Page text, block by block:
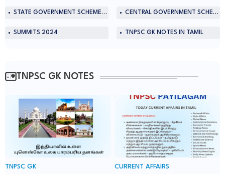
STATE GOVERNMENT SCHEMES IN TAMIL CENTRAL GOVERNMENT SCHEMES IN TAMIL
SUMMITS 2024 TNPSC GK NOTES IN TAMIL
TNPSC GK NOTES
TNPSC GK CURRENT AFFAIRS